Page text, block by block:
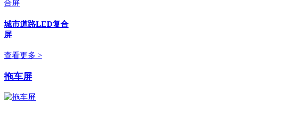
城市道路LED复合
屏
查看更多 >
拖车屏